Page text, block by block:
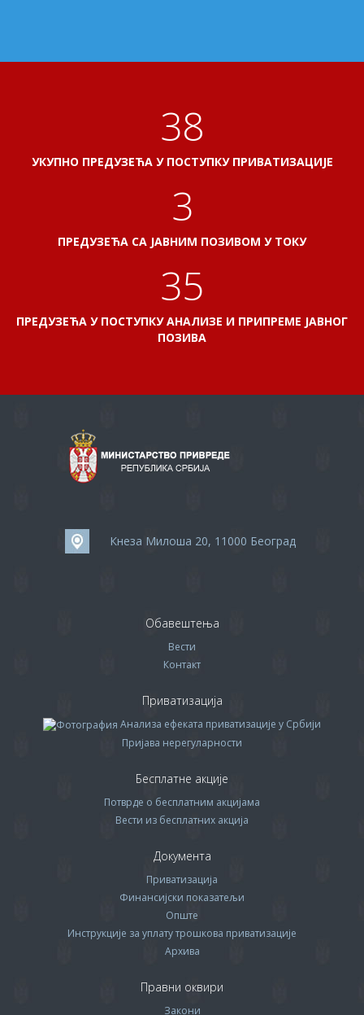
41
УКУПНО ПРЕДУЗЕЋА У ПОСТУПКУ ПРИВАТИЗАЦИЈЕ
3
ПРЕДУЗЕЋА СА ЈАВНИМ ПОЗИВОМ У ТОКУ
38
ПРЕДУЗЕЋА У ПОСТУПКУ АНАЛИЗЕ И ПРИПРЕМЕ ЈАВНОГ
ПОЗИВА
Кнеза Милоша 20, 11000 Београд
Обавештења
Вести
Контакт
Приватизација
Анализа ефеката приватизације у Србији
Пријава нерегуларности
Бесплатне акције
Потврде о бесплатним акцијама
Вести из бесплатних акција
Документа
Приватизација
Финансијски показатељи
Опште
Инструкције за уплату трошкова приватизације
Архива
Правни оквири
Закони